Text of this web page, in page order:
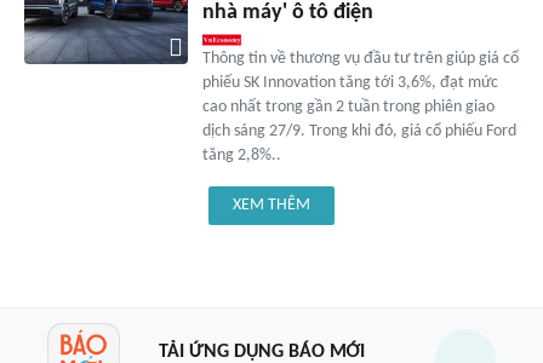
nhà máy' ô tô điện
Thông tin về thương vụ đầu tư trên giúp giá cổ
phiếu SK Innovation tăng tới 3,6%, đạt mức
cao nhất trong gần 2 tuần trong phiên giao
dịch sáng 27/9. Trong khi đó, giá cổ phiếu Ford
tăng 2,8%..
XEM THÊM
TẢI ỨNG DỤNG BÁO MỚI